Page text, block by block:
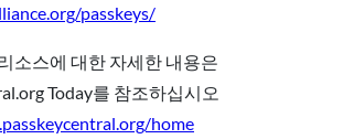
passkeys/
소스에 대한 자세한 내용은
Today를 참조하십시오
home